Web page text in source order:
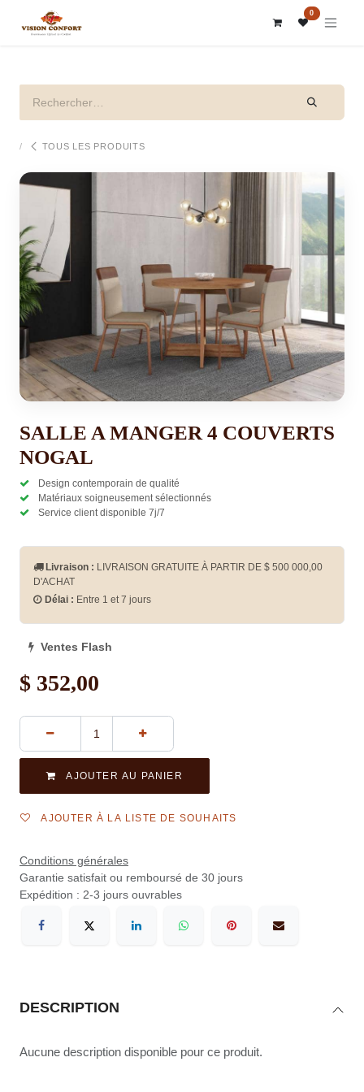
0
TOUS LES PRODUITS
SALLE A MANGER 4 COUVERTS
NOGAL
Design contemporain de qualité
Matériaux soigneusement sélectionnés
Service client disponible 7j/7
Livraison : LIVRAISON GRATUITE À PARTIR DE $ 500 000,00
D'ACHAT
Délai : Entre 1 et 7 jours
Ventes Flash
$ 352,00
AJOUTER AU PANIER
AJOUTER À LA LISTE DE SOUHAITS
Conditions générales
Garantie satisfait ou remboursé de 30 jours
Expédition : 2-3 jours ouvrables
DESCRIPTION
Aucune description disponible pour ce produit.